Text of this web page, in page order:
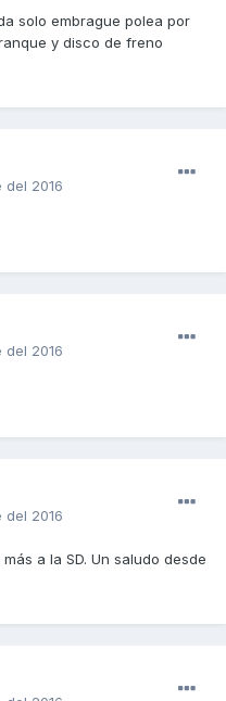
solo embrague polea por
y disco de freno
del 2016
del 2016
del 2016
a la SD. Un saludo desde